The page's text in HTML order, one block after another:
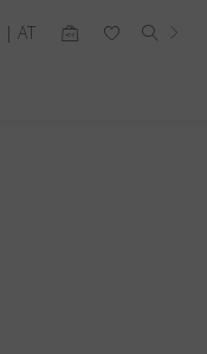
| AT